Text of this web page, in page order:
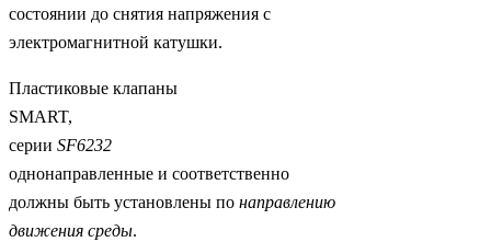
состоянии до снятия напряжения с
электромагнитной катушки.
Пластиковые клапаны
SMART,
серии SF6232
однонаправленные и соответственно
должны быть установлены по направлению
движения среды.